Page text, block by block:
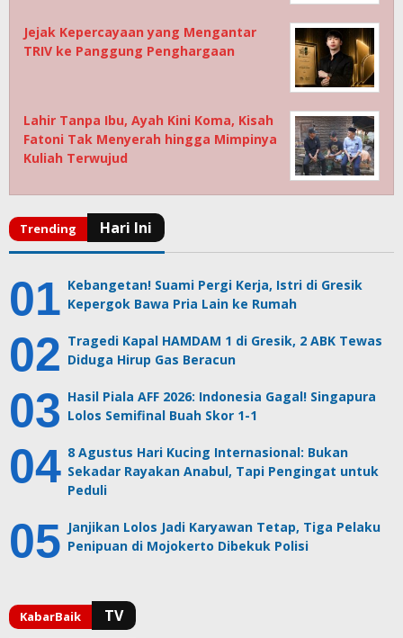
Jejak Kepercayaan yang Mengantar
TRIV ke Panggung Penghargaan
Lahir Tanpa Ibu, Ayah Kini Koma, Kisah
Fatoni Tak Menyerah hingga Mimpinya
Kuliah Terwujud
Kebangetan! Suami Pergi Kerja, Istri di Gresik
Kepergok Bawa Pria Lain ke Rumah
Tragedi Kapal HAMDAM 1 di Gresik, 2 ABK Tewas
Diduga Hirup Gas Beracun
Hasil Piala AFF 2026: Indonesia Gagal! Singapura
Lolos Semifinal Buah Skor 1-1
8 Agustus Hari Kucing Internasional: Bukan
Sekadar Rayakan Anabul, Tapi Pengingat untuk
Peduli
Janjikan Lolos Jadi Karyawan Tetap, Tiga Pelaku
Penipuan di Mojokerto Dibekuk Polisi